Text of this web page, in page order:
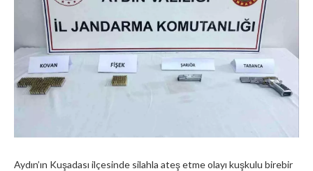
Aydın’ın Kuşadası ilçesinde silahla ateş etme olayı kuşkulu birebir